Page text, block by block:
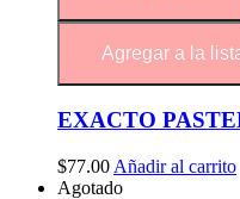
Agregar a la
EXACTO
$77.00 Añadir al carrito
Agotado